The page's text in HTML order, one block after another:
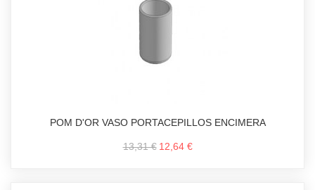
POM D'OR VASO PORTACEPILLOS ENCIMERA
13,31 € 12,64 €